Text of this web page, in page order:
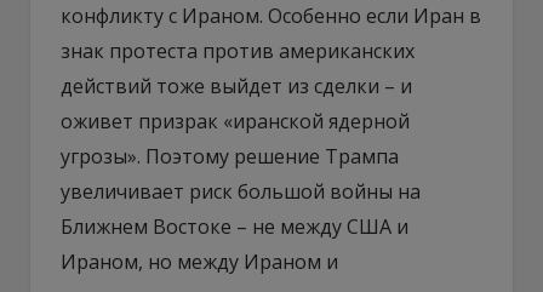
конфликту с Ираном. Особенно если Иран в
знак протеста против американских
действий тоже выйдет из сделки – и
оживет призрак «иранской ядерной
угрозы». Поэтому решение Трампа
увеличивает риск большой войны на
Ближнем Востоке – не между США и
Ираном, но между Ираном и